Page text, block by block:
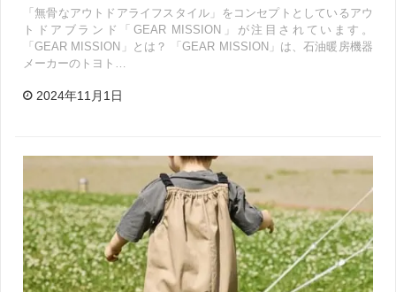
「無骨なアウトドアライフスタイル」をコンセプトとしているアウ
トドアブランド「GEAR MISSION」が注目されています。
「GEAR MISSION」とは？ 「GEAR MISSION」は、石油暖房機器
メーカーのトヨト…
2024年11月1日